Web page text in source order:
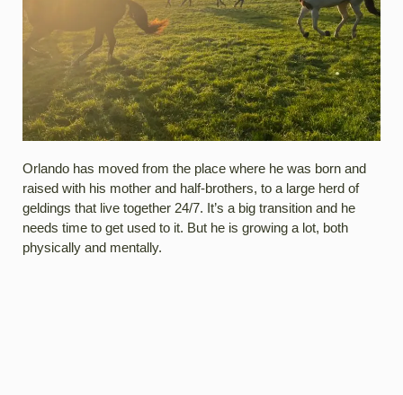
Orlando has moved from the place where he was born and
raised with his mother and half-brothers, to a large herd of
geldings that live together 24/7. It’s a big transition and he
needs time to get used to it. But he is growing a lot, both
physically and mentally.